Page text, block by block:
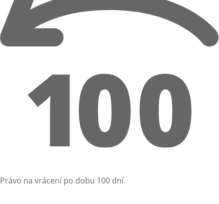
Právo na vrácení po dobu 100 dní